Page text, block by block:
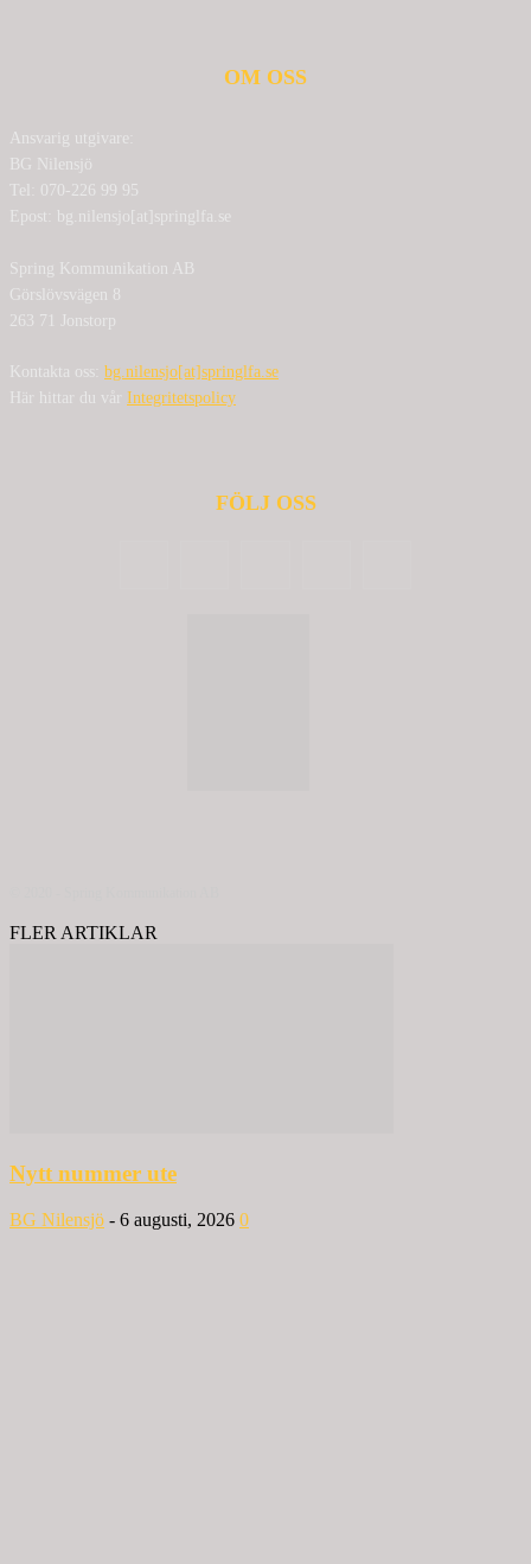
OM OSS
Ansvarig utgivare:
BG Nilensjö
Tel: 070-226 99 95
Epost: bg.nilensjo[at]springlfa.se
Spring Kommunikation AB
Görslövsvägen 8
263 71 Jonstorp
Kontakta oss: bg.nilensjo[at]springlfa.se
Här hittar du vår Integritetspolicy
FÖLJ OSS
FLER ARTIKLAR
Nytt nummer ute
BG Nilensjö - 6 augusti, 2026 0